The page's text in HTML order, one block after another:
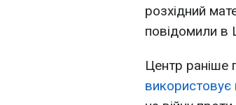
розхідний
повідомили
Центр раніше
використовує